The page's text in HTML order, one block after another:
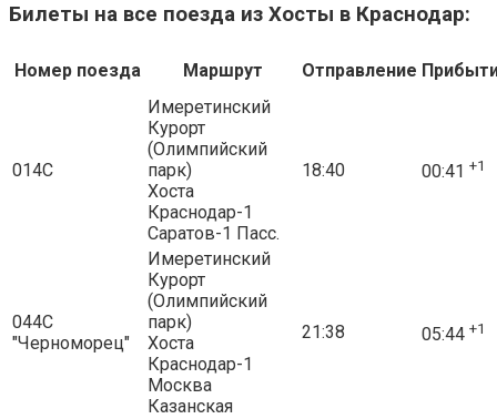
Билеты на все поезда из Хосты в Краснодар:
Номер поезда Маршрут Отправление
014С
Имеретинский
Курорт
(Олимпийский
парк)
Хоста
Краснодар-1
Саратов-1 Пасс.
18:40 00:41 +1
044С
"Черноморец"
Имеретинский
Курорт
(Олимпийский
парк)
Хоста
Краснодар-1
Москва
Казанская
21:38 05:44 +1